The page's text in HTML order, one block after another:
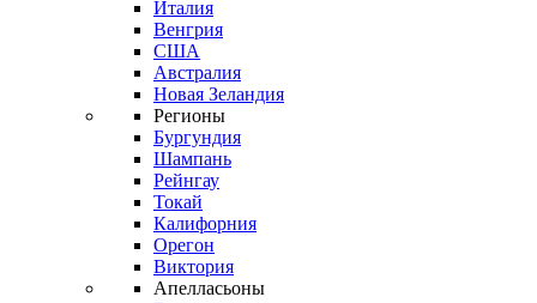
Италия
Венгрия
США
Австралия
Новая Зеландия
Регионы
Бургундия
Шампань
Рейнгау
Токай
Калифорния
Орегон
Виктория
Апелласьоны